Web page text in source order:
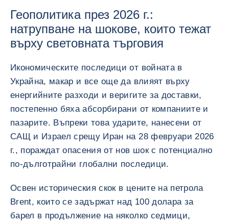
Геополитика през 2026 г.:
натрупване на шокове, които тежат
върху световната търговия
Икономическите последици от войната в
Украйна, макар и все още да влияят върху
енергийните разходи и веригите за доставки,
постепенно бяха абсорбирани от компаниите и
пазарите. Въпреки това ударите, нанесени от
САЩ и Израел срещу Иран на 28 февруари 2026
г., пораждат опасения от нов шок с потенциално
по-дълготрайни глобални последици.
Освен историческия скок в цените на петрола
Brent, които се задържат над 100 долара за
барел в продължение на няколко седмици,